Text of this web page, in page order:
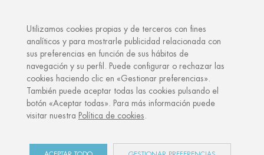
Shop San Fermín Rejoneador
SAN FERMÍN
Utilizamos cookies propias y de terceros con fines
analíticos y para mostrarle publicidad relacionada con
sus preferencias en función de sus hábitos de
navegación y su perfil. Puede configurar o rechazar las
cookies haciendo clic en «Gestionar preferencias».
También puede aceptar todas las cookies pulsando el
botón «Aceptar todas». Para más información puede
visitar nuestra Política de cookies.